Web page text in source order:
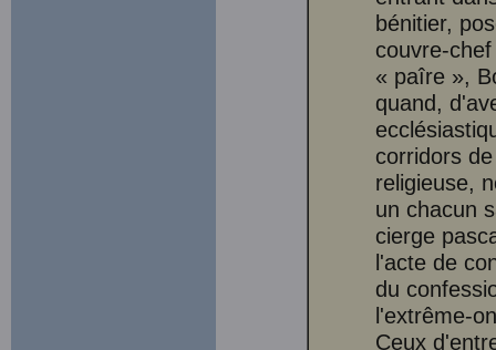
bénitier,
couvre-
« paîre »,
quand,
corridors
religieuse,
un chacun
cierge
l'acte de
du
l'extrême-
Ceux